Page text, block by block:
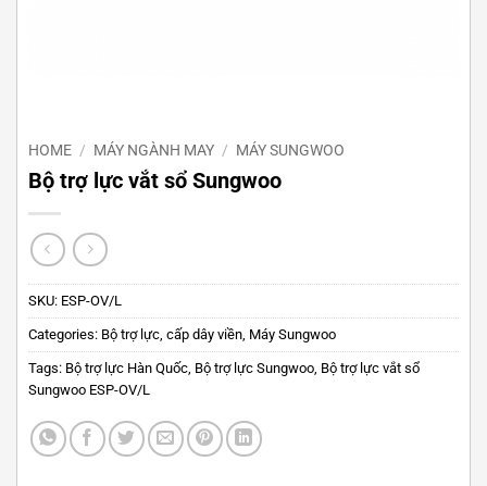
HOME / MÁY NGÀNH MAY / MÁY SUNGWOO
Bộ trợ lực vắt sổ Sungwoo
SKU: ESP-OV/L
Categories: Bộ trợ lực, cấp dây viền, Máy Sungwoo
Tags: Bộ trợ lực Hàn Quốc, Bộ trợ lực Sungwoo, Bộ trợ lực vắt sổ
Sungwoo ESP-OV/L